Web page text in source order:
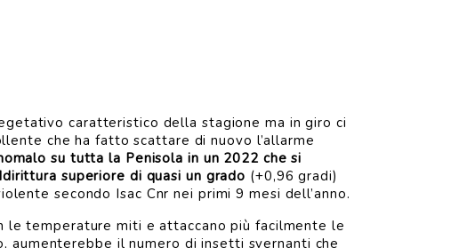
caratteristico della stagione ma in giro ci
che ha fatto scattare di nuovo l’allarme
su tutta la Penisola in un 2022 che si
superiore di quasi un grado (+0,96 gradi)
secondo Isac Cnr nei primi 9 mesi dell’anno.
le temperature miti e attaccano più facilmente le
aumenterebbe il numero di insetti svernanti che